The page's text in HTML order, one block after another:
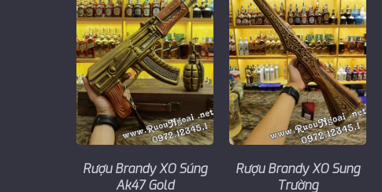
Rượu Brandy XO Súng
Ak47 Gold
Rượu Brandy XO Sung
Trường